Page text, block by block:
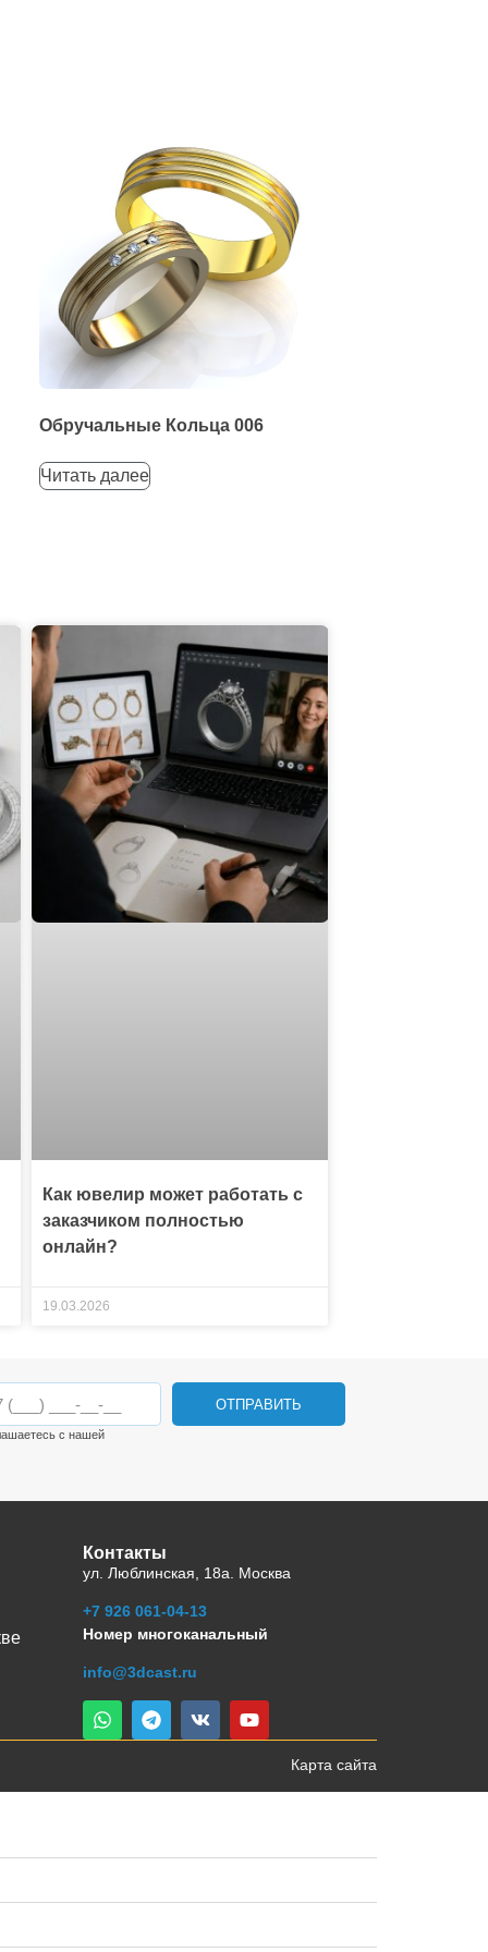
Обручальные Кольца 006
Читать далее
Как ювелир может работать с
заказчиком полностью
онлайн?
19.03.2026
ОТПРАВИТЬ
с нашей
Контакты
ул. Люблинская, 18а. Москва
+7 926 061-04-13
Номер многоканальный
info@3dcast.ru
Карта сайта